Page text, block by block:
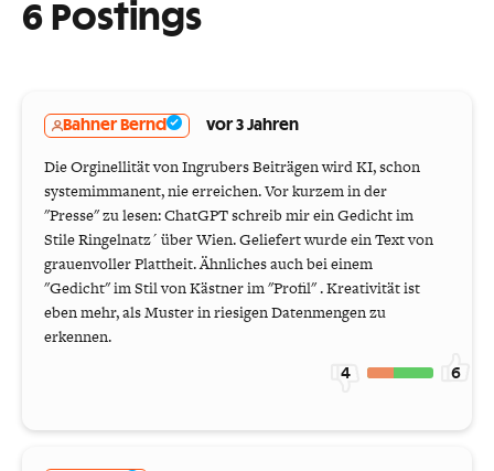
6 Postings
Bahner Bernd vor 3 Jahren
Die Orginellität von Ingrubers Beiträgen wird KI, schon
systemimmanent, nie erreichen. Vor kurzem in der
"Presse" zu lesen: ChatGPT schreib mir ein Gedicht im
Stile Ringelnatz´ über Wien. Geliefert wurde ein Text von
grauenvoller Plattheit. Ähnliches auch bei einem
"Gedicht" im Stil von Kästner im "Profil" . Kreativität ist
eben mehr, als Muster in riesigen Datenmengen zu
erkennen.
4 6